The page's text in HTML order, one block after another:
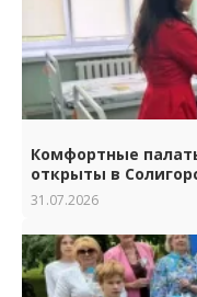
Комфортные
открыты в
31.07.2026